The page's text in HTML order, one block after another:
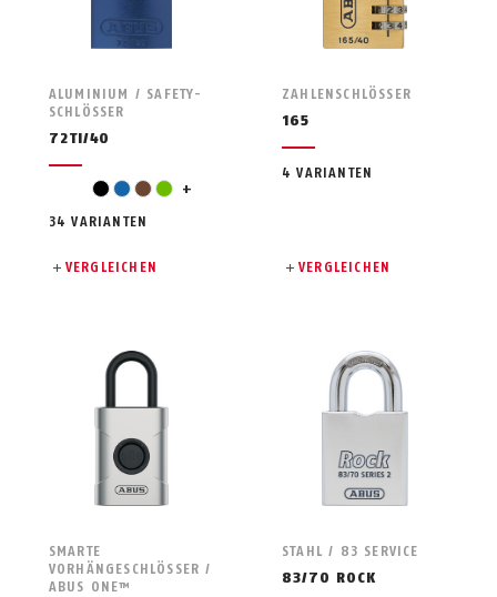
ALUMINIUM / SAFETY-
SCHLÖSSER
72TI/40
black
bluebrown
green
orange +
34 VARIANTEN
VERGLEICHEN
ZAHLENSCHLÖSSER
165
4 VARIANTEN
VERGLEICHEN
SMARTE
VORHÄNGESCHLÖSSER /
ABUS ONE™
STAHL / 83 SERVICE
83/70 ROCK